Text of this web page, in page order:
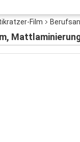
Film